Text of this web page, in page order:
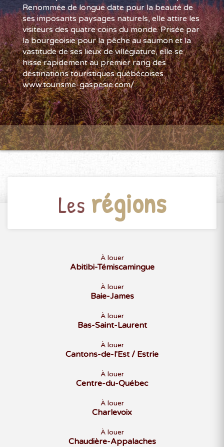
Renommée de longue date pour la beauté de
ses imposants paysages naturels, elle attire les
visiteurs des quatre coins du monde. Prisée par
la bourgeoisie pour la pêche au saumon et la
vastitude de ses lieux de villégiature, elle se
hisse rapidement au premier rang des
destinations touristiques québécoises.
www.tourisme-gaspesie.com/
Les régions
À louer
Abitibi-Témiscamingue
À louer
Baie-James
À louer
Bas-Saint-Laurent
À louer
Cantons-de-l'Est / Estrie
À louer
Centre-du-Québec
À louer
Charlevoix
À louer
Chaudière-Appalaches